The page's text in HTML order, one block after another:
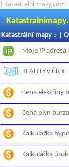
| Katastralni-mapy.com
Katastrální mapy » |
Moje IP adresa
REALITY v ČR »
Cena elektřiny
Cena plyn burza
Kalkulačka
Kalkulačka